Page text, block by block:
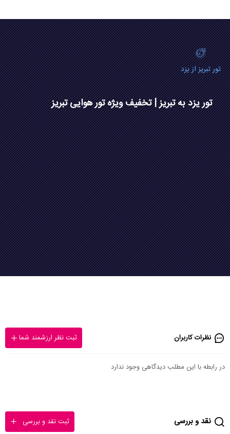
تور تبریز از یزد
تور یزد به تبریز | تخفیف ویژه تور هوایی تبریز
نظرات کاربران ثبت نظر ارزشمند شما
در رابطه با این مطلب دیدگاهی وجود ندارد
نقد و بررسی ثبت نقد و بررسی